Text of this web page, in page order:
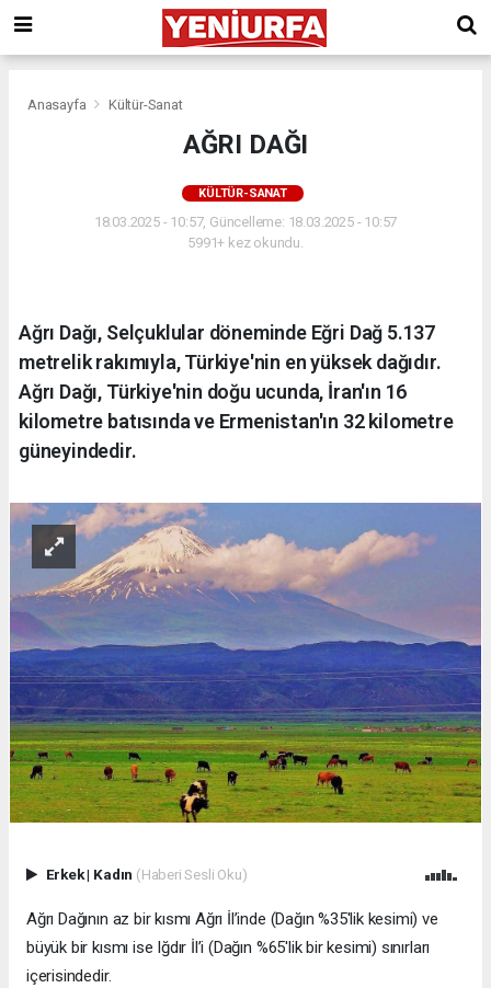
Anasayfa Kültür-Sanat
AĞRI DAĞI
KÜLTÜR-SANAT
18.03.2025 - 10:57, Güncelleme: 18.03.2025 - 10:57
5991+ kez okundu.
Ağrı Dağı, Selçuklular döneminde Eğri Dağ 5.137
metrelik rakımıyla, Türkiye'nin en yüksek dağıdır.
Ağrı Dağı, Türkiye'nin doğu ucunda, İran'ın 16
kilometre batısında ve Ermenistan'ın 32 kilometre
güneyindedir.
Erkek| Kadın (Haberi Sesli Oku)
Ağrı Dağının az bir kısmı Ağrı İl’inde (Dağın %35'lik kesimi) ve
büyük bir kısmı ise Iğdır İl’i (Dağın %65'lik bir kesimi) sınırları
içerisindedir.